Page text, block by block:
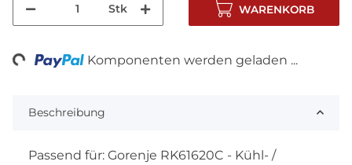
Stk WARENKORB
Komponenten werden geladen ...
Beschreibung
Passend für: Gorenje RK61620C - Kühl- /